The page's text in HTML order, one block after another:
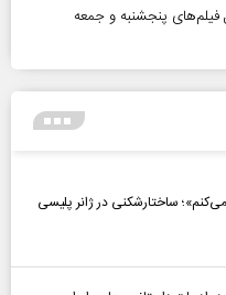
فیلم‌های پنجشنبه و جمعه
ساختارشکنی در ژانر پلیسی